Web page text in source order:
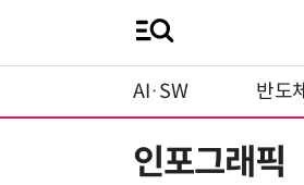
AI·SW 반도체
인포그래픽